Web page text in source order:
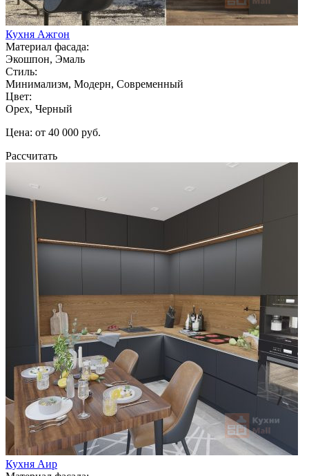
Кухня Ажгон
Материал фасада:
Экошпон, Эмаль
Стиль:
Минимализм, Модерн, Современный
Цвет:
Орех, Черный
Цена: от 40 000 руб.
Рассчитать
Кухня Аир